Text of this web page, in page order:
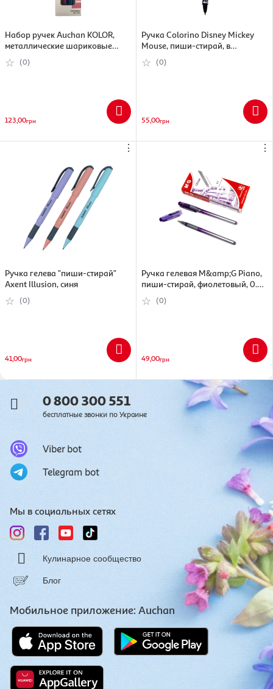
Набор ручек Auchan KOLOR,
металлические шариковые
автоматические, 2 шт, в
ассортименте
(0)
123,00грн
Ручка Colorino Disney Mickey
Mouse, пиши-стирай, в
ассортименте
(0)
55,00грн
⋮
Ручка гелева "пиши-стирай"
Axent Illusion, синя
(0)
41,00грн
⋮
Ручка гелевая M&amp;G Piano,
пиши-стирай, фиолетовый, 0.7
мм (6933631511918)
(0)
49,00грн
0 800 300 551
бесплатные звонки по Украине
Viber bot
Telegram bot
Мы в социальных сетях
Кулинарное сообщество
Блог
Мобильное приложение: Auchan